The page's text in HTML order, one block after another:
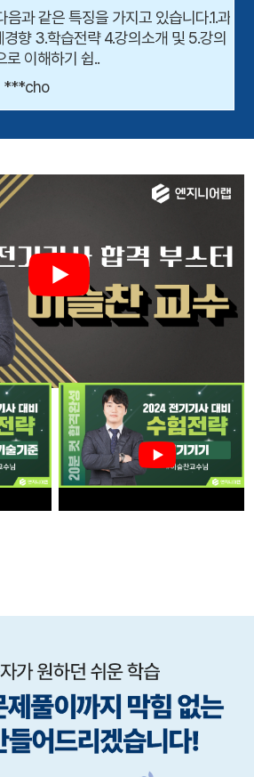
같은 특징을 가지고 있습니다.1.과
3.학습전략 4.강의소개 및 5.강의
해하기 쉽..